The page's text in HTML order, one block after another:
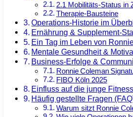
2.1 Mobilitäts‑Status in
Therapie‑Bausteine
Operations‑Historie im
Ernährung &
Ein Tag im Leben von
Mentale Gesundheit &
Business‑Erfolge &
Ronnie Coleman
FIBO Köln 2025
Einfluss auf die junge
Häufig gestellte Fragen
Warum sitzt Ronnie